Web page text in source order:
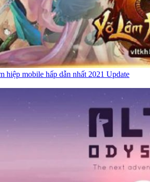
hiệp mobile hấp dẫn nhất 2021 Update